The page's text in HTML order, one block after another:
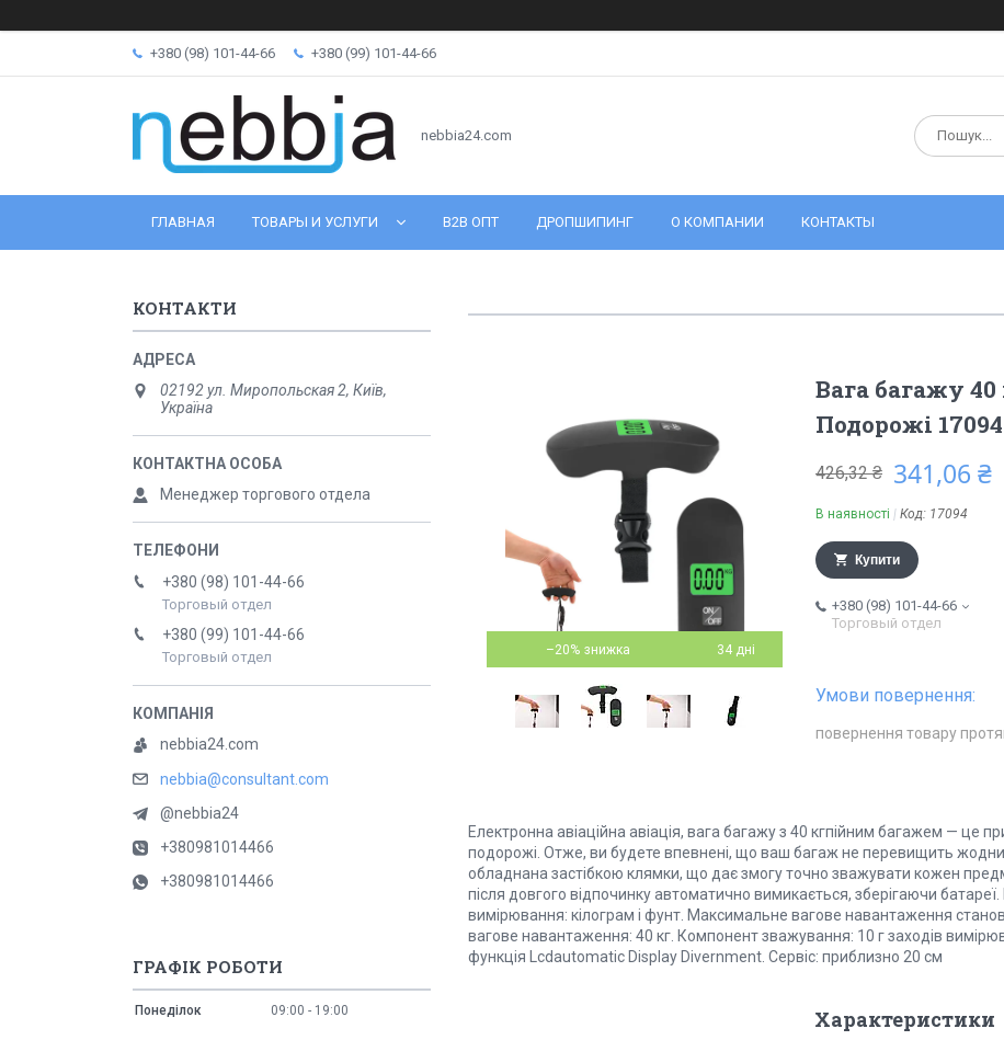
+380 (98) 101-44-66 +380 (99) 101-44-66
nebbia24.com
ГЛАВНАЯ ТОВАРЫ И УСЛУГИ B2B ОПТ ДРОПШИПИНГ О КОМПАНИИ КОНТАКТЫ
–20% 34 дні
Вага багажу 40
Подорожі 17094
426,32 ₴ 341,06 ₴
В наявності Код: 17094
Купити
+380 (98) 101-44-66
Торговый отдел
повернення товару
Електронна авіаційна авіація, вага багажу з 40 кгпійним багажем — це
подорожі. Отже, ви будете впевнені, що ваш багаж не перевищить
обладнана застібкою клямки, що дає змогу точно зважувати кожен
після довгого відпочинку автоматично вимикається, зберігаючи
вимірювання: кілограм і фунт. Максимальне вагове навантаження
вагове навантаження: 40 кг. Компонент зважування: 10 г заходів
функція Lcdautomatic Display Divernment. Сервіс: приблизно 20 см
Характеристики
КОНТАКТИ
02192 ул. Миропольская 2, Київ,
Україна
Менеджер торгового отдела
+380 (98) 101-44-66
Торговый отдел
+380 (99) 101-44-66
Торговый отдел
nebbia24.com
nebbia@consultant.com
@nebbia24
+380981014466
+380981014466
ГРАФІК РОБОТИ
Понеділок 09:00 19:00